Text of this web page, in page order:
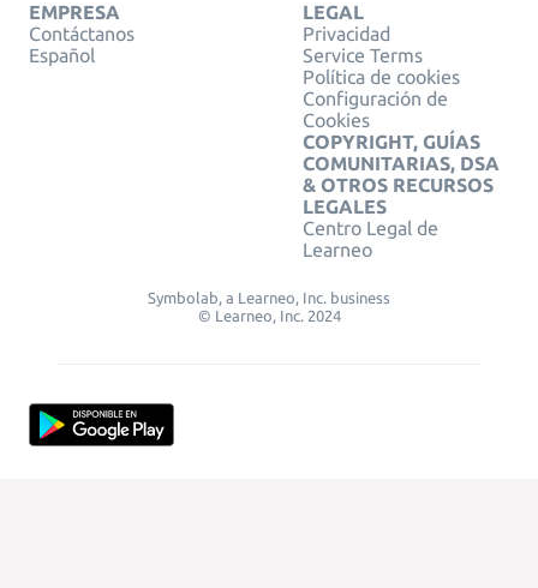
EMPRESA
Contáctanos
Español
LEGAL
Privacidad
Service Terms
Política de cookies
Configuración de
Cookies
COPYRIGHT, GUÍAS
COMUNITARIAS, DSA
& OTROS RECURSOS
LEGALES
Centro Legal de
Learneo
Symbolab, a Learneo, Inc. business
© Learneo, Inc. 2024